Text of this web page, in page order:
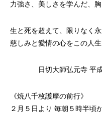
力強さ、美しさを学んだ、
生と死を超えて、限りなく永
慈しみと愛情の心をこの人生
日切大師弘元寺 平成
《焼八千枚護摩の前行》
２月５日より 毎朝５時半頃